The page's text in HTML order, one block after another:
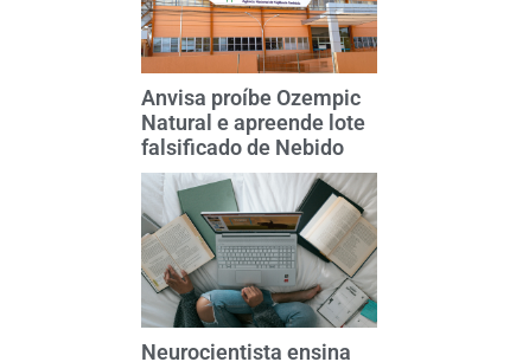
Anvisa proíbe Ozempic
Natural e apreende lote
falsificado de Nebido
Neurocientista ensina